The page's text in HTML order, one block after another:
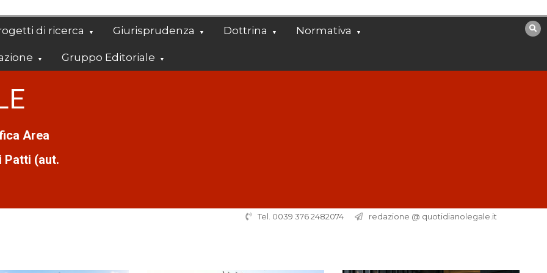
di ricerca Giurisprudenza Dottrina Normativa
Gruppo Editoriale
Area
Patti (aut.
Tel. 0039 376 2482074 redazione @ quotidianolegale.it